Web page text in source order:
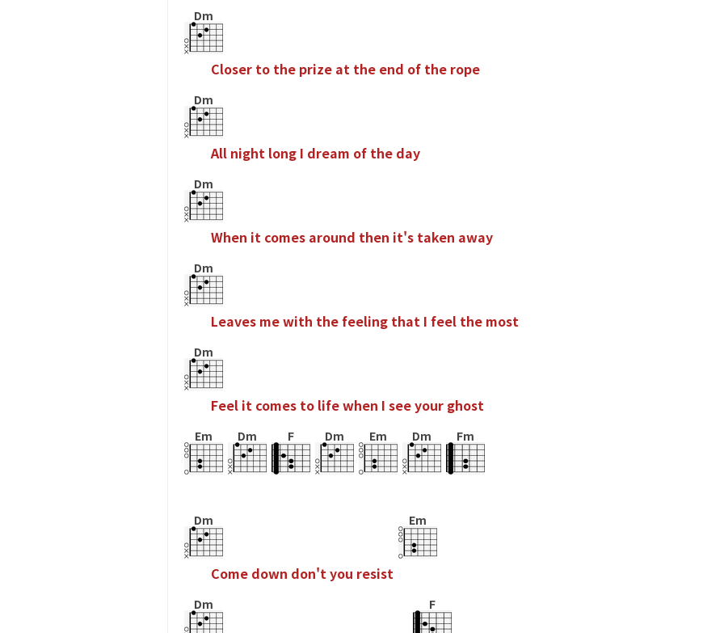
Dm
Closer to the prize at the end of the rope
Dm
All night long I dream of the day
Dm
When it comes around then it's taken away
Dm
Leaves mewith thefeeling that I feel the most
Dm
Feel it comes to lifewhen I seeyour ghost
Em Dm F Dm Em Dm Fm
Dm
Come down don'tyou resist
Em
Dm F